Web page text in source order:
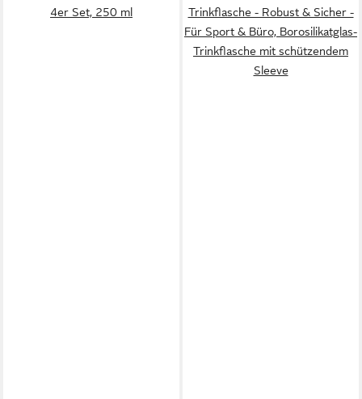
4er Set, 250 ml
Trinkflasche - Robust & Sicher -
Für Sport & Büro, Borosilikatglas-
Trinkflasche mit schützendem
Sleeve